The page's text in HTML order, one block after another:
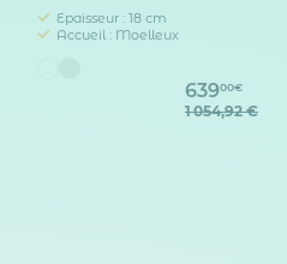
Epaisseur : 18 cm
Accueil : Moelleux
63900€
1 054,92 €